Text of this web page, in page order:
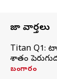
తాజా వార్తలు
Titan Q1:
శాతం
బంగారం